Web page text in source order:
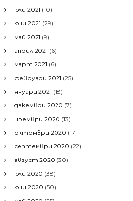
юли 2021 (10)
юни 2021 (29)
май 2021 (9)
април 2021 (6)
март 2021 (6)
февруари 2021 (25)
януари 2021 (18)
декември 2020 (7)
ноември 2020 (13)
октомври 2020 (17)
септември 2020 (22)
август 2020 (30)
юли 2020 (38)
юни 2020 (50)